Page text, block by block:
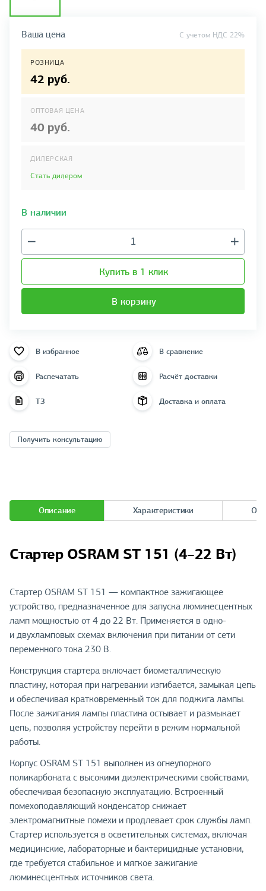
Ваша цена C учетом НДС 22%
РОЗНИЦА
42 руб.
ОПТОВАЯ ЦЕНА
40 руб.
ДИЛЕРСКАЯ
Стать дилером
В наличии
Купить в 1 клик
В корзину
В избранное В сравнение
Распечатать Расчёт доставки
ТЗ Доставка и оплата
Получить консультацию
Описание Характеристики
Стартер OSRAM ST 151 (4–22 Вт)
Стартер OSRAM ST 151 — компактное зажигающее
устройство, предназначенное для запуска люминесцентных
ламп мощностью от 4 до 22 Вт. Применяется в одно-
и двухламповых схемах включения при питании от сети
переменного тока 230 В.
Конструкция стартера включает биометаллическую
пластину, которая при нагревании изгибается, замыкая цепь
и обеспечивая кратковременный ток для поджига лампы.
После зажигания лампы пластина остывает и размыкает
цепь, позволяя устройству перейти в режим нормальной
работы.
Корпус OSRAM ST 151 выполнен из огнеупорного
поликарбоната с высокими диэлектрическими свойствами,
обеспечивая безопасную эксплуатацию. Встроенный
помехоподавляющий конденсатор снижает
электромагнитные помехи и продлевает срок службы ламп.
Стартер используется в осветительных системах, включая
медицинские, лабораторные и бактерицидные установки,
где требуется стабильное и мягкое зажигание
люминесцентных источников света.